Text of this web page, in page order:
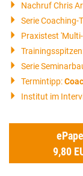
Nachruf Chris
Serie Coaching-
Praxistest
Serie
Termintipp:
Institut im
9,80